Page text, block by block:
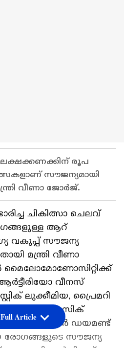
ലക്ഷക്കണക്കിന് രൂപ
സൗജന്യമായി
വീണാ ജോർജ്.
ചികിത്സാ ചെലവ്
ആറ്
വകുപ്പ് സൗജന്യ
മന്ത്രി വീണാ
വീനസ്
ലുക്കീമിയ, പ്രൈമറി
1, ക്ലാസിക്
ഷ്വാക്മാന്‍ ഡയമണ്ട്
രോഗങ്ങളുടെ സൗജന്യ
Article